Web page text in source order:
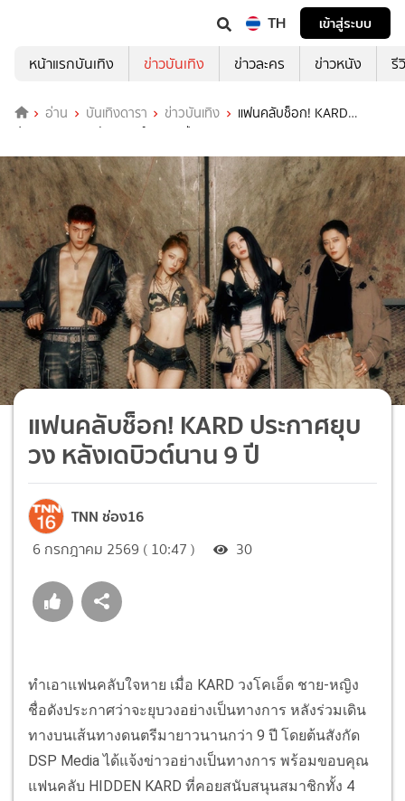
TH
เข้าสู่ระบบ
หน้าแรกบันเทิง
ข่าวบันเทิง ข่าวละคร ข่าวหนัง รี
อ่าน บันเทิงดารา ข่าวบันเทิง
แฟนคลับช็อก! KARD
ประกาศยุบวง หลังเดบิวต์นาน 9 ปี
แฟนคลับช็อก! KARD ประกาศยุบ
วง หลังเดบิวต์นาน 9 ปี
TNN ช่อง16
6 กรกฎาคม 2569 ( 10:47 ) 30
ทำเอาแฟนคลับใจหาย เมื่อ KARD วงโคเอ็ด ชาย-หญิง
ชื่อดังประกาศว่าจะยุบวงอย่างเป็นทางการ หลังร่วมเดิน
ทางบนเส้นทางดนตรีมายาวนานกว่า 9 ปี โดยต้นสังกัด
DSP Media ได้แจ้งข่าวอย่างเป็นทางการ พร้อมขอบคุณ
แฟนคลับ HIDDEN KARD ที่คอยสนับสนุนสมาชิกทั้ง 4